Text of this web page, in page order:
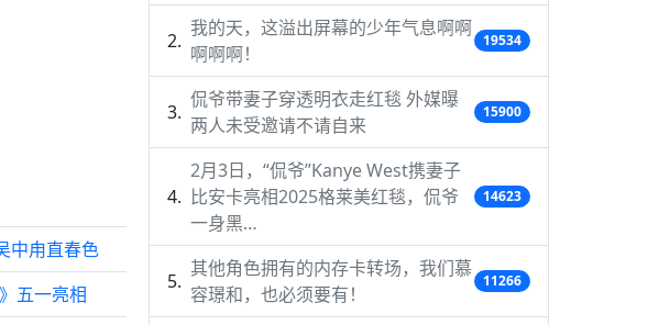
中甪直春色
五一亮相
我的天，这溢出屏幕的少年气息啊啊
啊啊啊！
19534
侃爷带妻子穿透明衣走红毯 外媒曝
两人未受邀请不请自来
15900
2月3日，“侃爷”Kanye West携妻子
比安卡亮相2025格莱美红毯，侃爷
一身黑…
14623
其他角色拥有的内存卡转场，我们慕
容璟和，也必须要有！
11266